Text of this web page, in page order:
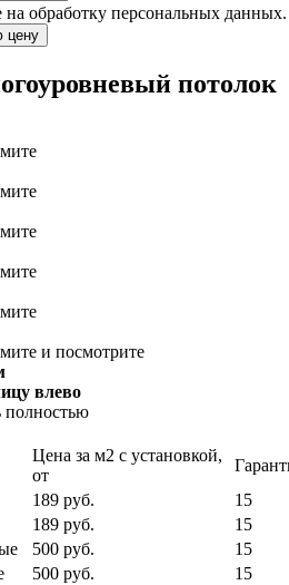
на обработку персональных
цену
потолок
и посмотрите
влево
полностью
Цена за м2 с установкой,
от
189 руб.
15
189 руб.
15
500 руб.
15
500 руб.
15